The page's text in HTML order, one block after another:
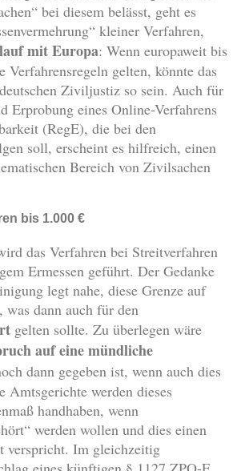
bei diesem belässt, geht es
kleiner Verfahren,
mit Europa: Wenn europaweit bis
Verfahrensregeln gelten, könnte das
Ziviljustiz so sein. Auch für
Erprobung eines Online-Verfahrens
(RegE), die bei den
soll, erscheint es hilfreich, einen
Bereich von Zivilsachen
bis 1.000 €
das Verfahren bei Streitverfahren
Ermessen geführt. Der Gedanke
legt nahe, diese Grenze auf
was dann auch für den
gelten sollte. Zu überlegen wäre
auf eine mündliche
dann gegeben ist, wenn auch dies
Amtsgerichte werden dieses
handhaben, wenn
werden wollen und dies einen
verspricht. Im gleichzeitig